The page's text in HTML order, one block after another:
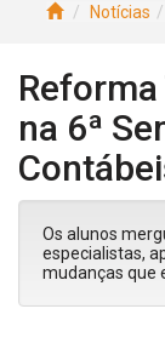
Notícias
na 6ª
Os alunos
especialistas,
mudanças que